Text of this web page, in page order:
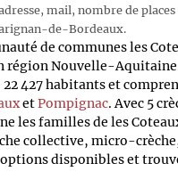
mail, nombre de
de-Bordeaux.
de communes les
région Nouvelle-
22 427 habitants et
etPompignac. Avec 5
les familles de les
collective, micro-
disponibles et